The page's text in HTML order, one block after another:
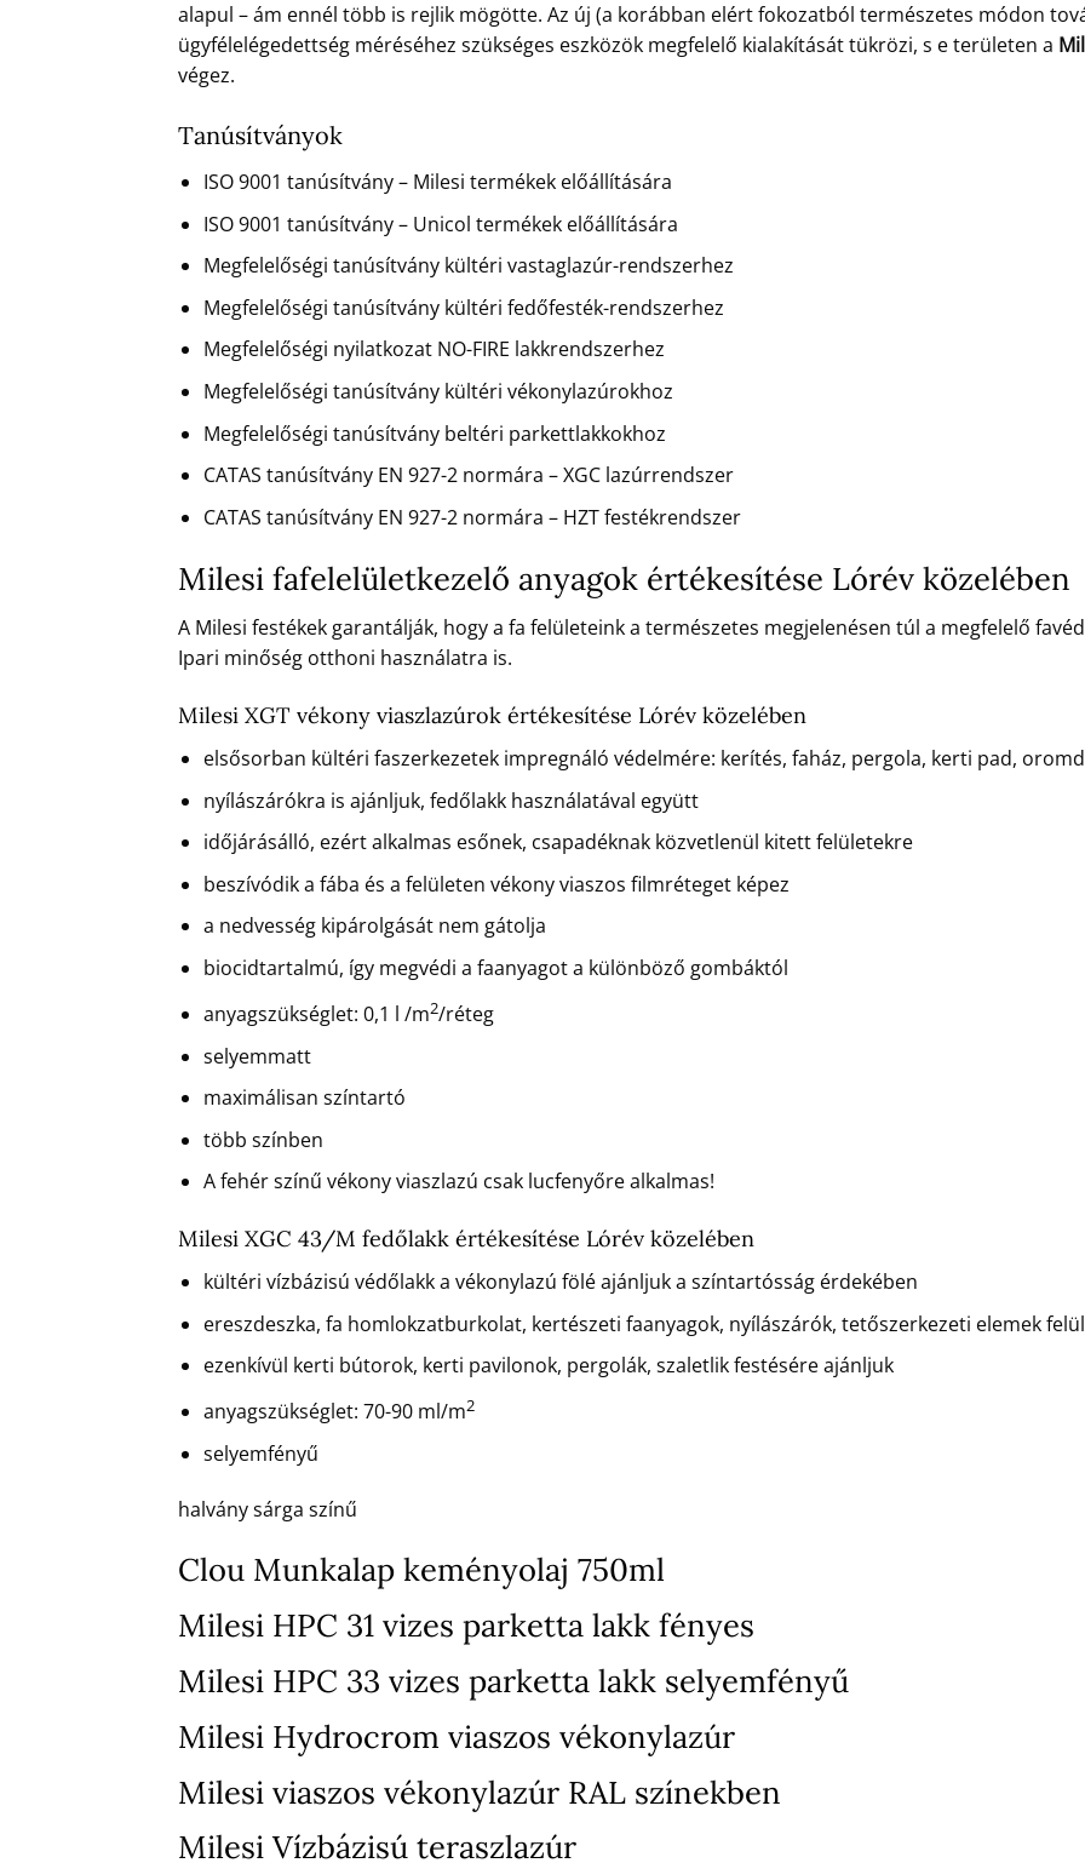
alapul – ám ennél több is rejlik mögötte. Az új (a korábban elért fokozatból természetes módon
ügyfélelégedettség méréséhez szükséges eszközök megfelelő kialakítását tükrözi, s e területen a
végez.
Tanúsítványok
ISO 9001 tanúsítvány – Milesi termékek előállítására
ISO 9001 tanúsítvány – Unicol termékek előállítására
Megfelelőségi tanúsítvány kültéri vastaglazúr-rendszerhez
Megfelelőségi tanúsítvány kültéri fedőfesték-rendszerhez
Megfelelőségi nyilatkozat NO-FIRE lakkrendszerhez
Megfelelőségi tanúsítvány kültéri vékonylazúrokhoz
Megfelelőségi tanúsítvány beltéri parkettlakkokhoz
CATAS tanúsítvány EN 927-2 normára – XGC lazúrrendszer
CATAS tanúsítvány EN 927-2 normára – HZT festékrendszer
Milesi fafelelületkezelő anyagok értékesítése Lórév közelében
A Milesi festékek garantálják, hogy a fa felületeink a természetes megjelenésen túl a megfelelő
Ipari minőség otthoni használatra is.
Milesi XGT vékony viaszlazúrok értékesítése Lórév közelében
elsősorban kültéri faszerkezetek impregnáló védelmére: kerítés, faház, pergola, kerti pad,
nyílászárókra is ajánljuk, fedőlakk használatával együtt
időjárásálló, ezért alkalmas esőnek, csapadéknak közvetlenül kitett felületekre
beszívódik a fába és a felületen vékony viaszos filmréteget képez
a nedvesség kipárolgását nem gátolja
biocidtartalmú, így megvédi a faanyagot a különböző gombáktól
anyagszükséglet: 0,1 l /m2/réteg
selyemmatt
maximálisan színtartó
több színben
A fehér színű vékony viaszlazú csak lucfenyőre alkalmas!
Milesi XGC 43/M fedőlakk értékesítése Lórév közelében
kültéri vízbázisú védőlakk a vékonylazú fölé ajánljuk a színtartósság érdekében
ereszdeszka, fa homlokzatburkolat, kertészeti faanyagok, nyílászárók, tetőszerkezeti elemek
ezenkívül kerti bútorok, kerti pavilonok, pergolák, szaletlik festésére ajánljuk
anyagszükséglet: 70-90 ml/m2
selyemfényű
halvány sárga színű
Clou Munkalap keményolaj 750ml
Milesi HPC 31 vizes parketta lakk fényes
Milesi HPC 33 vizes parketta lakk selyemfényű
Milesi Hydrocrom viaszos vékonylazúr
Milesi viaszos vékonylazúr RAL színekben
Milesi Vízbázisú teraszlazúr